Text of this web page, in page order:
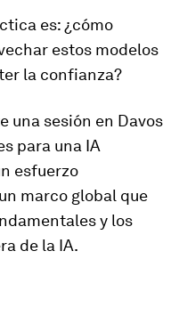
es: ¿cómo
estos modelos
la confianza?
una sesión en Davos
para una IA
esfuerzo
marco global que
y los
de la IA.